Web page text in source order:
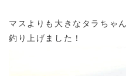
マスよりも大きなタラちゃ
釣り上げました！